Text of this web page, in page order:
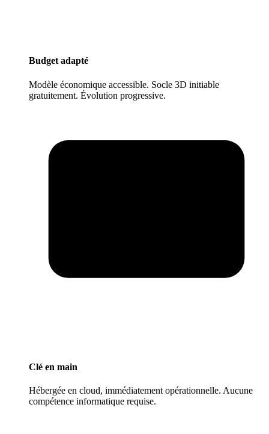
Budget adapté
Modèle économique accessible. Socle 3D initiable
gratuitement. Évolution progressive.
Clé en main
Hébergée en cloud, immédiatement opérationnelle. Aucune
compétence informatique requise.